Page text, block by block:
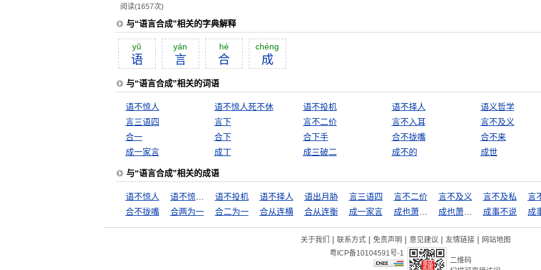
阅读(1657次)
与“语言合成”相关的字典解释
yŭ
语
yán
言
hé
合
chéng
成
与“语言合成”相关的词语
语不惊人 语不惊人死不休 语不投机 语不择人
语义哲学
言三语四
言下 言不二价 言不入耳
言不及义
合一
合下 合下手 合不拢嘴
合不来
成一家言
成丁 成三破二 成不的 成世
与“语言合成”相关的成语
语不惊人 语不惊人死不休 语不投机 语不择人 语出月胁 言三语四 言不二价 言不及义 言不及私
言
合不拢嘴
合两为一 合二为一 合从连横 合从连衡 成一家言 成也萧何败萧何 成也萧何，败也萧何 成事不说
关于我们 | 联系方式 | 免责声明 | 意见建议 | 友情链接 | 网站地图
粤ICP备10104591号-1
二维码